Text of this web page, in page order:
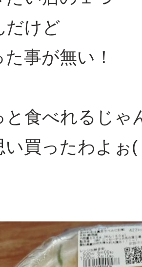
けど
事が無い！
食べれるじゃ
買ったわよぉ(